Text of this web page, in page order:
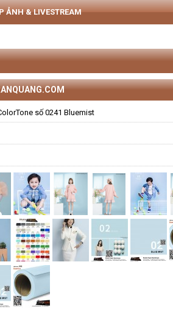
ẢNH & LIVESTREAM
số 0241 Bluemist